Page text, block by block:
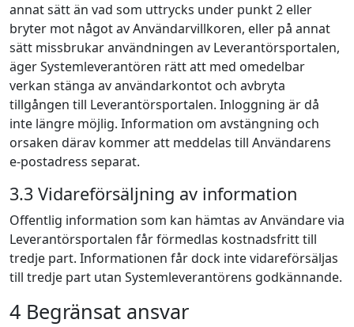
annat sätt än vad som uttrycks under punkt 2 eller
bryter mot något av Användarvillkoren, eller på annat
sätt missbrukar användningen av Leverantörsportalen,
äger Systemleverantören rätt att med omedelbar
verkan stänga av användarkontot och avbryta
tillgången till Leverantörsportalen. Inloggning är då
inte längre möjlig. Information om avstängning och
orsaken därav kommer att meddelas till Användarens
e-postadress separat.
3.3 Vidareförsäljning av information
Offentlig information som kan hämtas av Användare via
Leverantörsportalen får förmedlas kostnadsfritt till
tredje part. Informationen får dock inte vidareförsäljas
till tredje part utan Systemleverantörens godkännande.
4 Begränsat ansvar